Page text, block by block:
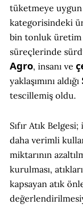
tüketmeye uygun
kategorisindeki
bin tonluk
süreçlerinde
Agro, insanı ve
yaklaşımını aldığı
tescillemiş oldu.
Sıfır Atık
daha verimli
miktarının
kurulması,
kapsayan atık